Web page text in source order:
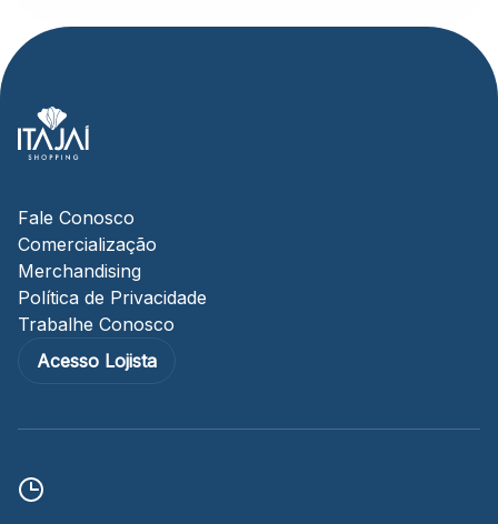
Fale Conosco
Comercialização
Merchandising
Política de Privacidade
Trabalhe Conosco
Acesso Lojista